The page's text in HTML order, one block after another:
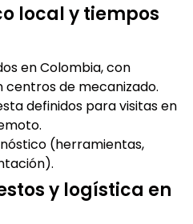
local y tiempos
en Colombia, con
centros de mecanizado.
definidos para visitas en
(herramientas,
y logística en